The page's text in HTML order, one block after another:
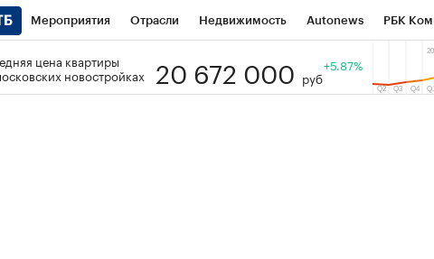
Мероприятия Отрасли Недвижимость Autonews РБК
РБК РБК Образование Тренды
цена квартиры
новостройках
20 672 000 руб
+5.87%